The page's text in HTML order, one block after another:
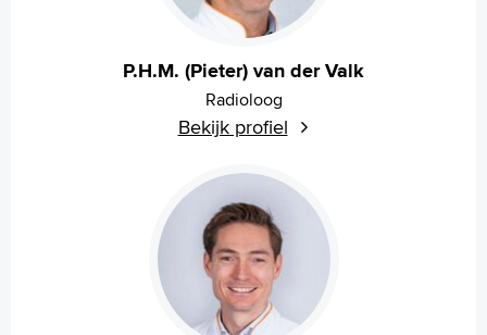
P.H.M. (Pieter) van der Valk
Radioloog
Bekijk profiel